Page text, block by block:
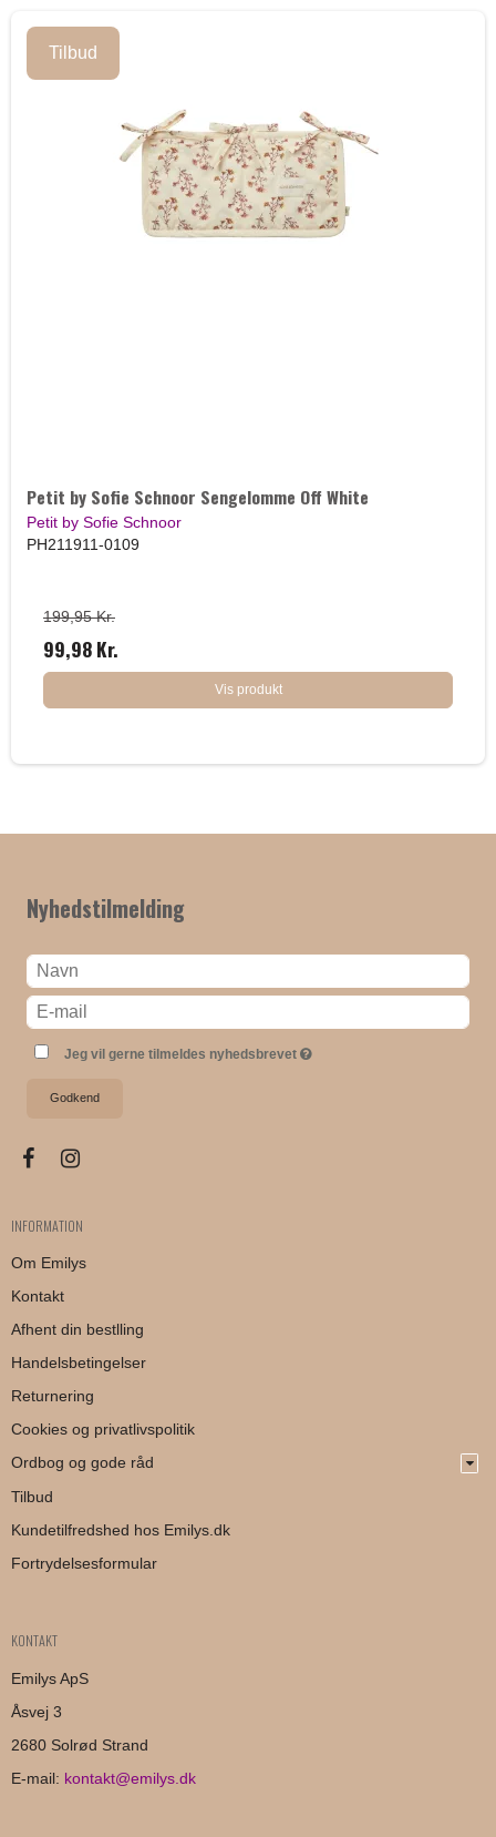
Tilbud
Petit by Sofie Schnoor Sengelomme Off White
Petit by Sofie Schnoor
PH211911-0109
199,95 Kr.
99,98 Kr.
Vis produkt
Nyhedstilmelding
Jeg vil gerne tilmeldes nyhedsbrevet
Godkend
INFORMATION
Om Emilys
Kontakt
Afhent din bestlling
Handelsbetingelser
Returnering
Cookies og privatlivspolitik
Ordbog og gode råd
Tilbud
Kundetilfredshed hos Emilys.dk
Fortrydelsesformular
KONTAKT
Emilys ApS
Åsvej 3
2680 Solrød Strand
E-mail: kontakt@emilys.dk